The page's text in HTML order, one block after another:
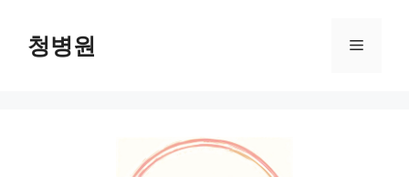
청병원 메